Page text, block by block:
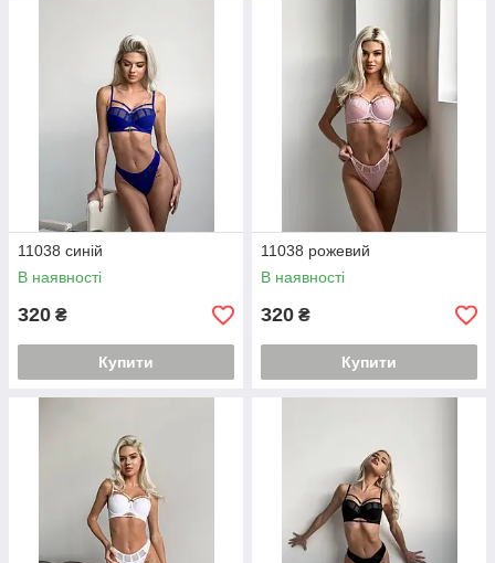
11038 синій
В наявності
320 ₴
Купити
11038 рожевий
В наявності
320 ₴
Купити